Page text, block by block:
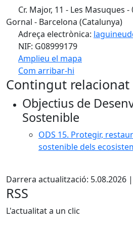
Cr. Major, 11 - Les Masuques
Gornal - Barcelona (Catalunya)
Adreça electrònica:
NIF: G08999179
Amplieu el mapa
Com arribar-hi
+
−
Contingut relacionat
Objectius de
Sostenible
ODS 15. Protegir,
sostenible dels
Darrera actualització: 5.08.2026 |
RSS
L'actualitat a un clic